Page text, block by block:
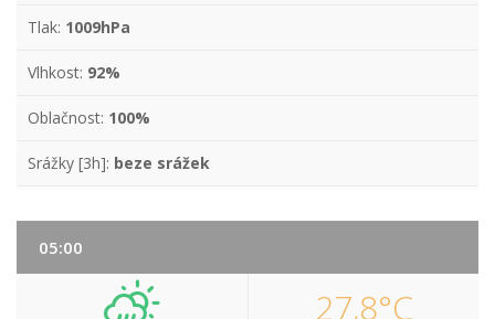
Tlak: 1009hPa
Vlhkost: 92%
Oblačnost: 100%
Srážky [3h]: beze srážek
05:00
27,8°C